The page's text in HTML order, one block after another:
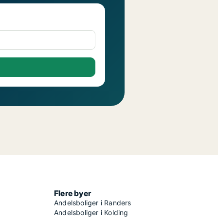
Flere byer
Andelsboliger i Randers
Andelsboliger i Kolding